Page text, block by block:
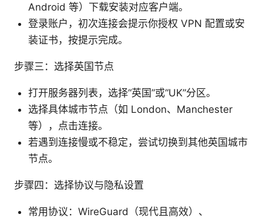
Android 等）下载安装对应客户端。
登录账户，初次连接会提示你授权 VPN 配置或安
装证书，按提示完成。
步骤三：选择英国节点
打开服务器列表，选择“英国”或“UK”分区。
选择具体城市节点（如 London、Manchester
等），点击连接。
若遇到连接慢或不稳定，尝试切换到其他英国城市
节点。
步骤四：选择协议与隐私设置
常用协议：WireGuard（现代且高效）、